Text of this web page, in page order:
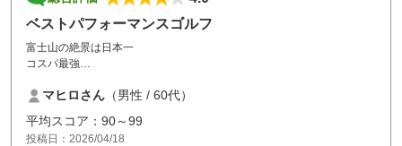
ベストパフォーマンスゴルフ
富士山の絶景は日本一
コスパ最強
そして食事の質が高い
素晴らしいゴルフ場です
ゴルフ仲間に自信を持って紹介できます
マヒロさん （男性 / 60代）
平均スコア：90～99
投稿日：2026/04/18